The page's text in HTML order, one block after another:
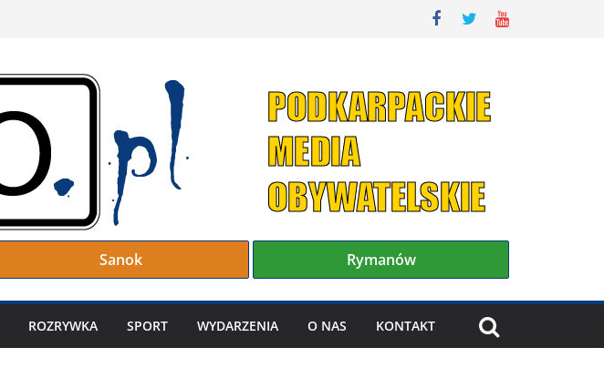
Sanok Rymanów
ROZRYWKA SPORT WYDARZENIA O NAS KONTAKT